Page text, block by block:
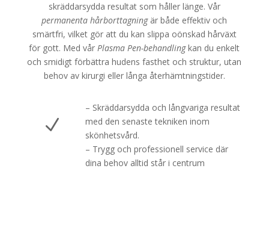
skräddarsydda resultat som håller länge. Vår
permanenta hårborttagningär både effektiv och
smärtfri, vilket gör att du kan slippa oönskad hårväxt
för gott. Med vårPlasma Pen-behandlingkan du enkelt
och smidigt förbättra hudens fasthet och struktur, utan
behov av kirurgi eller långa återhämtningstider.
N
– Skräddarsydda och långvariga resultat
med den senaste tekniken inom
skönhetsvård.
– Trygg och professionell service där
dina behov alltid står i centrum